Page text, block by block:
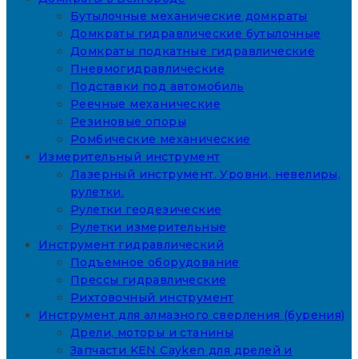
Бутылочные механические домкраты
Домкраты гидравлические бутылочные
Домкраты подкатные гидравлические
Пневмогидравлические
Подставки под автомобиль
Реечные механические
Резиновые опоры
Ромбические механические
Измерительный инструмент
Лазерный инструмент. Уровни, невелиры,
рулетки.
Рулетки геодезические
Рулетки измерительные
Инструмент гидравлический
Подъемное оборудование
Прессы гидравлические
Рихтовочный инструмент
Инструмент для алмазного сверления (бурения)
Дрели, моторы и станины
Запчасти KEN Cayken для дрелей и